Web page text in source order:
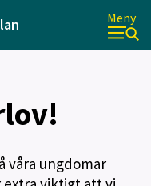
Meny
våra ungdomar